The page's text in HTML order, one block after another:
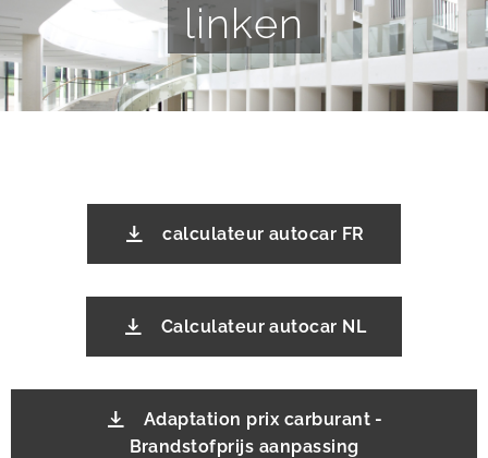
linken
calculateur autocar FR
Calculateur autocar NL
Adaptation prix carburant -
Brandstofprijs aanpassing